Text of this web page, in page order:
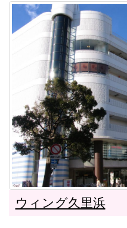
ウィング久里浜